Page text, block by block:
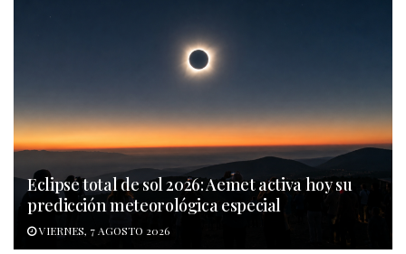
Eclipse total de sol 2026: Aemet activa hoy su
predicción meteorológica especial
VIERNES, 7 AGOSTO 2026